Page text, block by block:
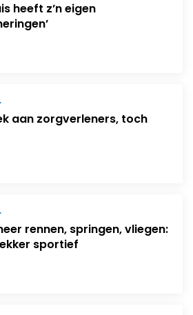
heeft z’n eigen
aan zorgverleners, toch
rennen, springen, vliegen:
sportief